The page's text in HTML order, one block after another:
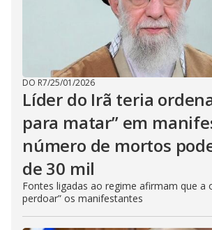
DO R7/25/01/2026
Líder do Irã teria
para matar” em
número de mortos
de 30 mil
Fontes ligadas ao regime afirmam que a
perdoar” os manifestantes